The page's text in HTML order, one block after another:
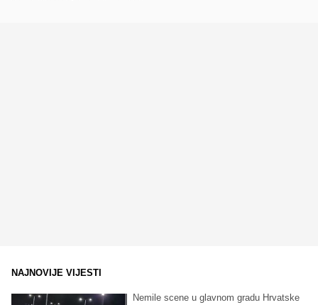
NAJNOVIJE VIJESTI
Nemile scene u glavnom gradu Hrvatske